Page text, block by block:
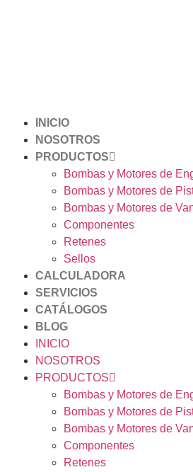
INICIO
NOSOTROS
PRODUCTOS
Bombas y Motores de
Bombas y Motores de
Bombas y Motores de
Componentes
Retenes
Sellos
CALCULADORA
SERVICIOS
CATÁLOGOS
BLOG
INICIO
NOSOTROS
PRODUCTOS
Bombas y Motores de
Bombas y Motores de
Bombas y Motores de
Componentes
Retenes